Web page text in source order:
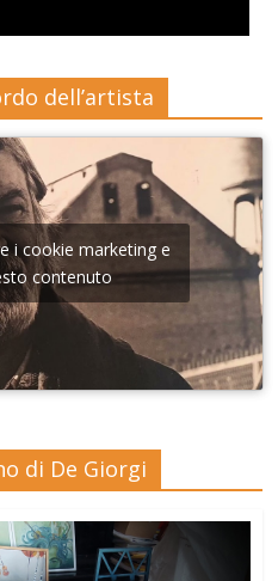
dell’artista
i cookie marketing e
contenuto
di De Giorgi